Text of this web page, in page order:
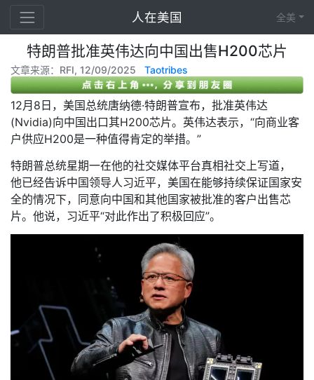
人在美国 全美
特朗普批准英伟达向中国出售H200芯片
文章来源：RFI, 12/09/2025 Taotribes
12月8日，美国总统唐纳德·特朗普宣布，批准英伟达
(Nvidia)向中国出口其H200芯片。英伟达表示，“向商业客
户供应H200是一种值得肯定的举措。”
特朗普总统星期一在他的社交媒体平台真相社交上写道，
他已经告诉中国领导人习近平，美国在能够持续保证国家安
全的情况下，同意向中国和其他国家被批准的客户出售芯
片。他说，习近平“对此作出了积极回应”。